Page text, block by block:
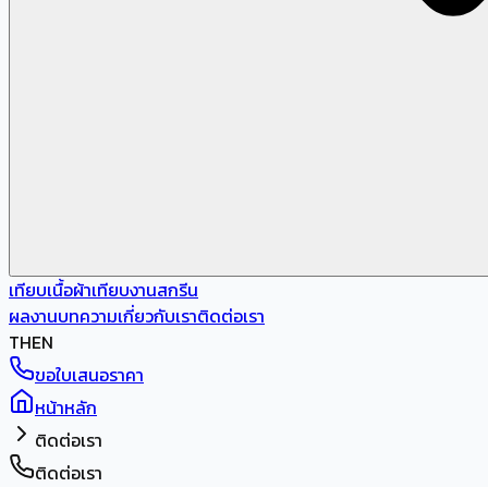
เทียบเนื้อผ้าเทียบงานสกรีน
ผลงานบทความเกี่ยวกับเราติดต่อเรา
THEN
ขอใบเสนอราคา
หน้าหลัก
ติดต่อเรา
ติดต่อเรา